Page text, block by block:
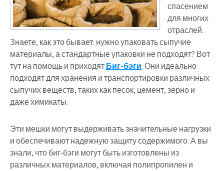
спасением
для многих
отраслей.
Знаете, как это бывает: нужно упаковать сыпучие
материалы, а стандартные упаковки не подходят? Вот
тут на помощь и приходятБиг-бэги. Они идеально
подходят для хранения и транспортировки различных
сыпучих веществ, таких как песок, цемент, зерно и
даже химикаты.
Эти мешки могут выдерживать значительные нагрузки
и обеспечивают надежную защиту содержимого. А вы
знали, что биг-бэги могут быть изготовлены из
различных материалов, включая полипропилен и